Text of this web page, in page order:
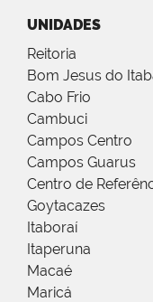
UNIDADES
Reitoria
Bom Jesus do
Cabo Frio
Cambuci
Campos Centro
Campos Guarus
Centro de
Goytacazes
Itaboraí
Itaperuna
Macaé
Maricá